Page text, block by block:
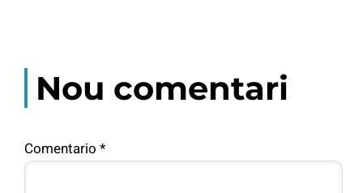
Nou comentari
Comentario *